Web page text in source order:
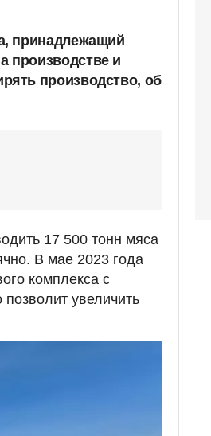
принадлежащий
производстве и
производство, об
17 500 тонн мяса
В мае 2023 года
комплекса с
увеличить